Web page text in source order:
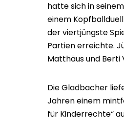
hatte sich in
einem
der viertjüngste
Partien erreichte.
Matthäus und Berti
Die Gladbacher
Jahren einem
für Kinderrechte“